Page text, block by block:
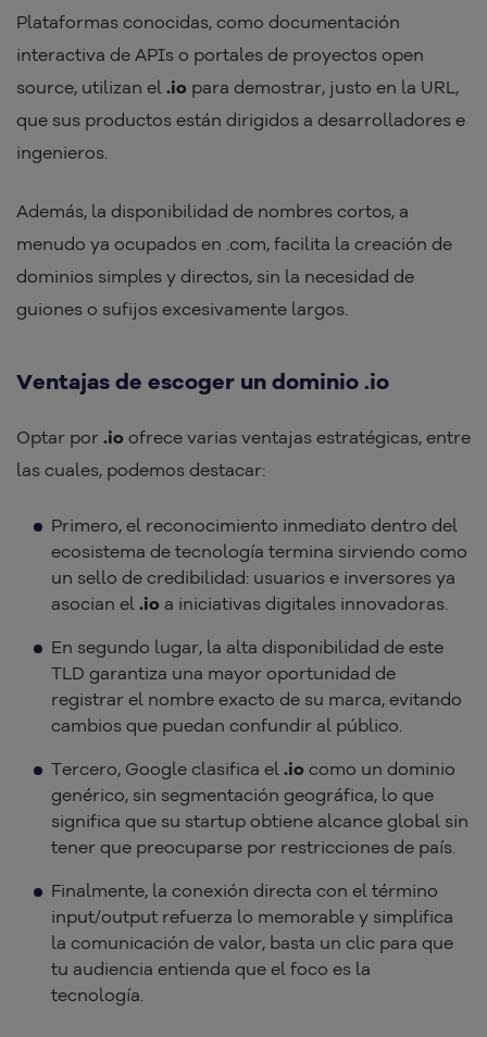
Plataformas conocidas, como documentación
interactiva de APIs o portales de proyectos open
source, utilizan el .io para demostrar, justo en la URL,
que sus productos están dirigidos a desarrolladores e
ingenieros.
Además, la disponibilidad de nombres cortos, a
menudo ya ocupados en .com, facilita la creación de
dominios simples y directos, sin la necesidad de
guiones o sufijos excesivamente largos.
Ventajas de escoger un dominio .io
Optar por .io ofrece varias ventajas estratégicas, entre
las cuales, podemos destacar:
Primero, el reconocimiento inmediato dentro del
ecosistema de tecnología termina sirviendo como
un sello de credibilidad: usuarios e inversores ya
asocian el .io a iniciativas digitales innovadoras.
En segundo lugar, la alta disponibilidad de este
TLD garantiza una mayor oportunidad de
registrar el nombre exacto de su marca, evitando
cambios que puedan confundir al público.
Tercero, Google clasifica el .io como un dominio
genérico, sin segmentación geográfica, lo que
significa que su startup obtiene alcance global sin
tener que preocuparse por restricciones de país.
Finalmente, la conexión directa con el término
input/output refuerza lo memorable y simplifica
la comunicación de valor, basta un clic para que
tu audiencia entienda que el foco es la
tecnología.